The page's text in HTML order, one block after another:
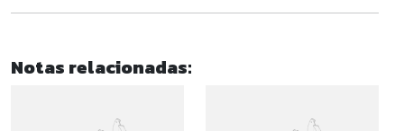
Notas relacionadas: